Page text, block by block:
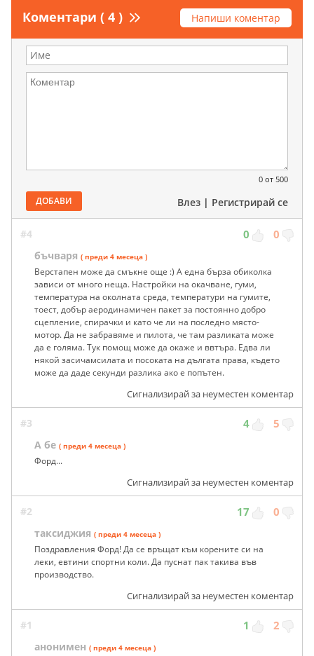
Коментари ( 4 ) Напиши коментар
0 от 500
ДОБАВИ Влез | Регистрирай се
#4 0 0
бъчваря ( преди 4 месеца )
Верстапен може да смъкне още :) А една бърза обиколка
зависи от много неща. Настройки на окачване, гуми,
температура на околната среда, температури на гумите,
тоест, добър аеродинамичен пакет за постоянно добро
сцепление, спирачки и като че ли на последно място-
мотор. Да не забравяме и пилота, че там разликата може
да е голяма. Тук помощ може да окаже и ввтъра. Едва ли
някой засичамсилата и посоката на дългата права, където
може да даде секунди разлика ако е попътен.
Сигнализирай за неуместен коментар
#3 4 5
А бе ( преди 4 месеца )
Форд...
Сигнализирай за неуместен коментар
#2 17 0
таксиджия ( преди 4 месеца )
Поздравления Форд! Да се връщат към корените си на
леки, евтини спортни коли. Да пуснат пак такива във
производство.
Сигнализирай за неуместен коментар
#1 1 2
анонимен ( преди 4 месеца )